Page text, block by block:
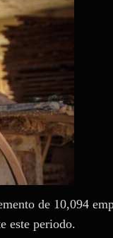
de 10,094
este periodo.